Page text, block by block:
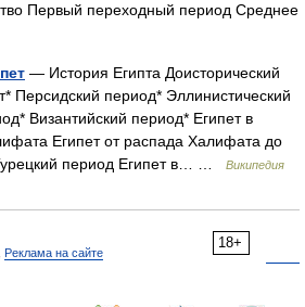
Первый переходный период Среднее
— История Египта Доисторический
Персидский период* Эллинистический
Византийский период* Египет в
Египет от распада Халифата до
период Египет в… …
Википедия
18+
Реклама на сайте